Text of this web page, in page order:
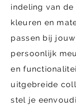
indeling van
kleuren en
passen bij
persoonlijk
en
uitgebreide
stel je